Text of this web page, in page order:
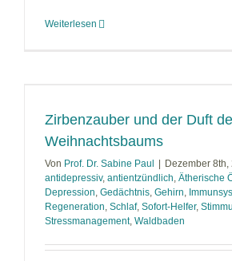
Weiterlesen
Zirbenzauber und der Duft
Weihnachtsbaums
Von Prof. Dr. Sabine Paul Dezember 8th,
antidepressiv, antientzündlich, Ätherische
Depression, Gedächtnis, Gehirn,
Regeneration, Schlaf, Sofort-Helfer,
Stressmanagement, Waldbaden